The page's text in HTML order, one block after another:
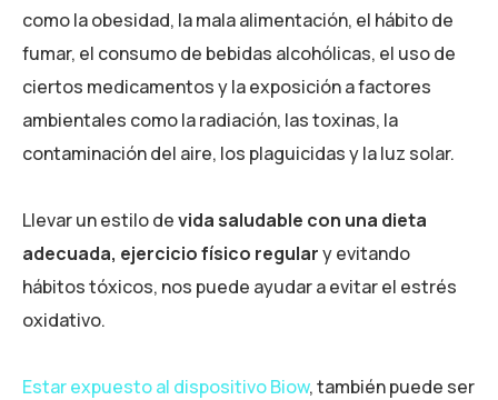
como la obesidad, la mala alimentación, el hábito de
fumar, el consumo de bebidas alcohólicas, el uso de
ciertos medicamentos y la exposición a factores
ambientales como la radiación, las toxinas, la
contaminación del aire, los plaguicidas y la luz solar.
Llevar un estilo devida saludable con una dieta
adecuada, ejercicio físico regulary evitando
hábitos tóxicos, nos puede ayudar a evitar el estrés
oxidativo.
Estar expuesto al dispositivo Biow, también puede ser